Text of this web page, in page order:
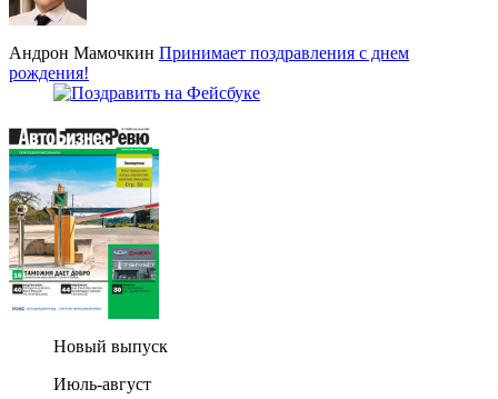
Андрон Мамочкин Принимает поздравления с днем
рождения!
Новый выпуск
Июль-август